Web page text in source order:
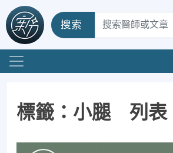
搜索
標籤：小腿 列表